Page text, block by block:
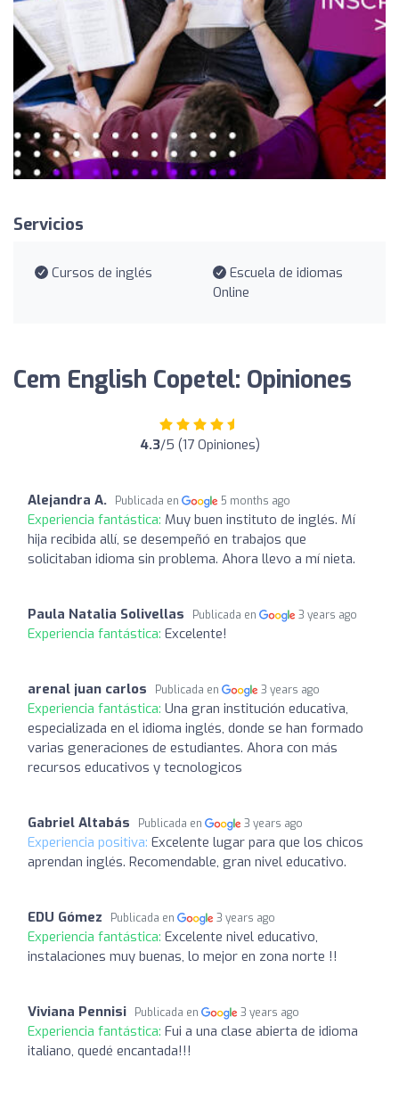
Servicios
Cursos de inglés
Escuela de idiomas
Online
Cem English Copetel: Opiniones
4.3/5 (17 Opiniones)
Alejandra A. Publicada en 5 months ago
Experiencia fantástica: Muy buen instituto de inglés. Mí
hija recibida allí, se desempeñó en trabajos que
solicitaban idioma sin problema. Ahora llevo a mí nieta.
Paula Natalia Solivellas Publicada en 3 years ago
Experiencia fantástica: Excelente!
arenal juan carlos Publicada en 3 years ago
Experiencia fantástica: Una gran institución educativa,
especializada en el idioma inglés, donde se han formado
varias generaciones de estudiantes. Ahora con más
recursos educativos y tecnologicos
Gabriel Altabás Publicada en 3 years ago
Experiencia positiva: Excelente lugar para que los chicos
aprendan inglés. Recomendable, gran nivel educativo.
EDU Gómez Publicada en 3 years ago
Experiencia fantástica: Excelente nivel educativo,
instalaciones muy buenas, lo mejor en zona norte !!
Viviana Pennisi Publicada en 3 years ago
Experiencia fantástica: Fui a una clase abierta de idioma
italiano, quedé encantada!!!